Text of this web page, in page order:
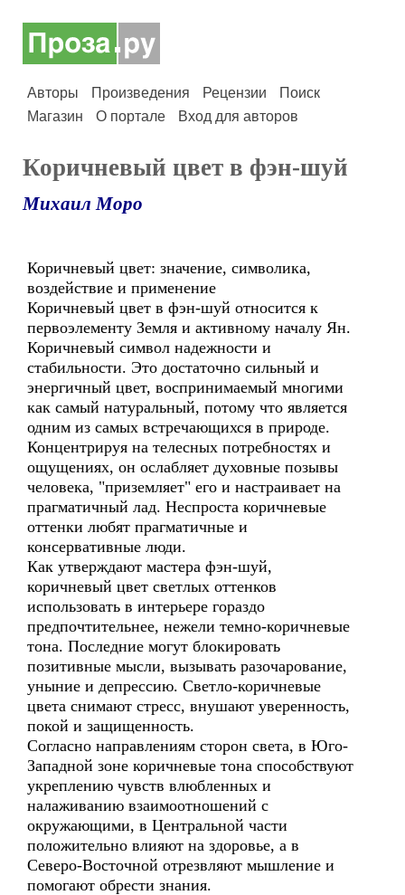
Авторы Произведения Рецензии
Поиск
Магазин
О портале Вход для авторов
Коричневый цвет в фэн-шуй
Михаил Моро
Коричневый цвет: значение, символика,
воздействие и применение
Коричневый цвет в фэн-шуй относится к
первоэлементу Земля и активному началу Ян.
Коричневый символ надежности и
стабильности. Это достаточно сильный и
энергичный цвет, воспринимаемый многими
как самый натуральный, потому что является
одним из самых встречающихся в природе.
Концентрируя на телесных потребностях и
ощущениях, он ослабляет духовные позывы
человека, "приземляет" его и настраивает на
прагматичный лад. Неспроста коричневые
оттенки любят прагматичные и
консервативные люди.
Как утверждают мастера фэн-шуй,
коричневый цвет светлых оттенков
использовать в интерьере гораздо
предпочтительнее, нежели темно-коричневые
тона. Последние могут блокировать
позитивные мысли, вызывать разочарование,
уныние и депрессию. Светло-коричневые
цвета снимают стресс, внушают уверенность,
покой и защищенность.
Согласно направлениям сторон света, в Юго-
Западной зоне коричневые тона способствуют
укреплению чувств влюбленных и
налаживанию взаимоотношений с
окружающими, в Центральной части
положительно влияют на здоровье, а в
Северо-Восточной отрезвляют мышление и
помогают обрести знания.